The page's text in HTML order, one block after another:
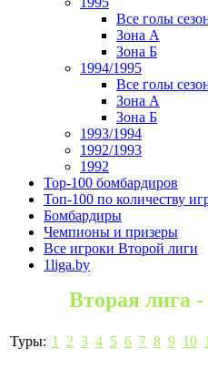
Все голы
Зона А
Зона Б
1994/1995
Все голы
Зона А
Зона Б
1993/1994
1992/1993
1992
Top-100 бомбардиров
Топ-100 по количеству
Бомбардиры
Чемпионы и призеры
Все игроки Второй лиги
1liga.by
Вторая лига
Туры: 1 2 3 4 5 6 7 8 9 10